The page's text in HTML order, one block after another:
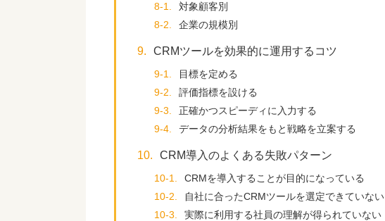
8-1.
対象顧客別
8-2.
企業の規模別
9. CRMツールを効果的に運用するコツ
9-1.
目標を定める
9-2.
評価指標を設ける
9-3.
正確かつスピーディに入力する
9-4.
データの分析結果をもと戦略を立案する
10. CRM導入のよくある失敗パターン
10-1.
CRMを導入することが目的になっている
10-2.
自社に合ったCRMツールを選定できていない
10-3.
実際に利用する社員の理解が得られていない